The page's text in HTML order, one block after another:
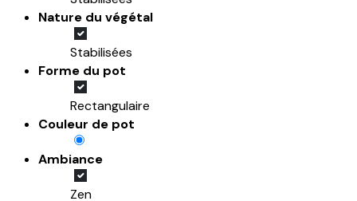
Nature du végétal
Stabilisées
Forme du pot
Rectangulaire
Couleur de pot
Ambiance
Zen